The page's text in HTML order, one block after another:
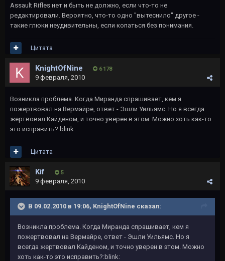
Assault Rifles нет и быть не должно, если что-то не
редактировали. Вероятно, что-то одно "вытеснило" другое -
такие глюки неудивительны, если копаться без понимания.
Цитата
KnightOfNine 6 178
9 февраля, 2010
Возникла проблема. Когда Миранда спрашивает, кем я
пожертвовал на Вермайре, ответ - Эшли Уильямс. Но я всегда
жертвовал Кайденом, и точно уверен в этом. Можно хоть как-то
это исправить?:blink:
Цитата
Kif 5
9 февраля, 2010
В 09.02.2010 в 19:06, KnightOfNine сказал:
Возникла проблема. Когда Миранда спрашивает, кем я
пожертвовал на Вермайре, ответ - Эшли Уильямс. Но я
всегда жертвовал Кайденом, и точно уверен в этом. Можно
хоть как-то это исправить?:blink: